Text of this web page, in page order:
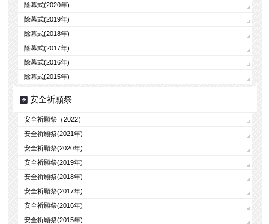
除幕式(2020年)
除幕式(2019年)
除幕式(2018年)
除幕式(2017年)
除幕式(2016年)
除幕式(2015年)
安全祈願祭
安全祈願祭（2022）
安全祈願祭(2021年)
安全祈願祭(2020年)
安全祈願祭(2019年)
安全祈願祭(2018年)
安全祈願祭(2017年)
安全祈願祭(2016年)
安全祈願祭(2015年)